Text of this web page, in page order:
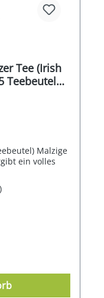
Tee (Irish
Teebeutel
Malzige
ein volles